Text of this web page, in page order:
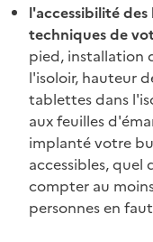
l'accessibilité
techniques de
pied, installation
l'isoloir, hauteur
tablettes dans
aux feuilles
implanté votre
accessibles,
compter au
personnes en